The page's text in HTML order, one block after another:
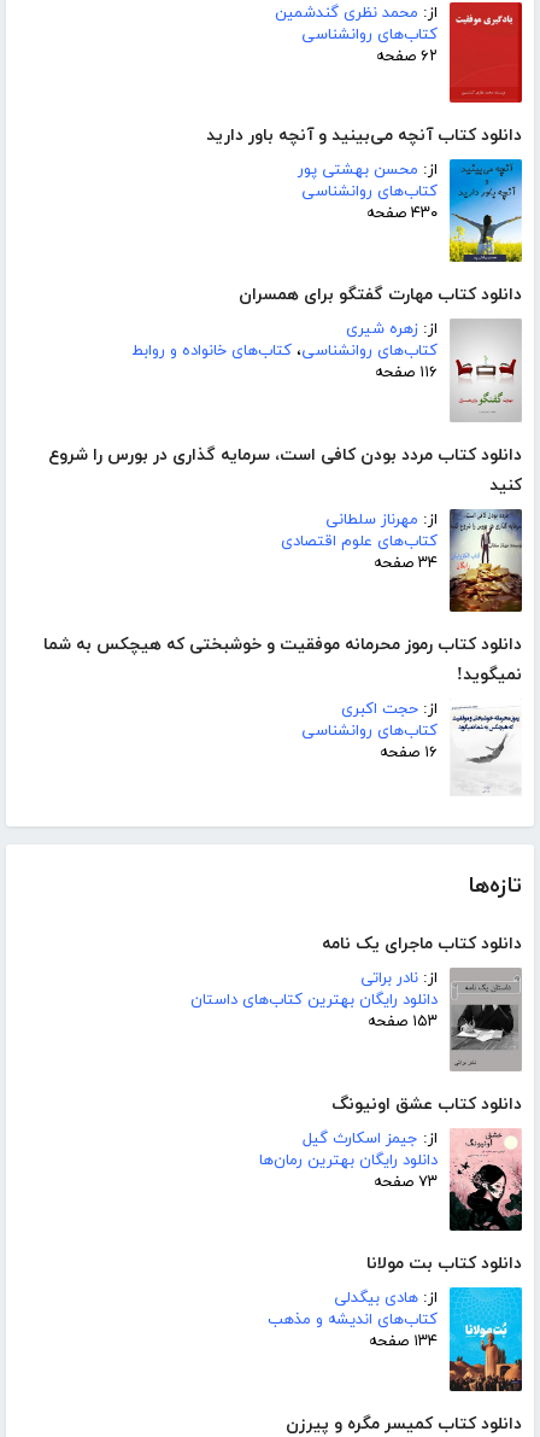
از: محمد نظری گندشمین
کتاب‌های روانشناسی
۶۲ صفحه
دانلود کتاب آنچه می‌بینید و آنچه باور دارید
از: محسن بهشتی پور
کتاب‌های روانشناسی
۴۳۰ صفحه
دانلود کتاب مهارت گفتگو برای همسران
از: زهره شیری
کتاب‌های روانشناسی، کتاب‌های خانواده و روابط
۱۱۶ صفحه
دانلود کتاب مردد بودن کافی است، سرمایه گذاری در بورس را شروع
کنید
از: مهرناز سلطانی
کتاب‌های علوم اقتصادی
۳۴ صفحه
دانلود کتاب رموز محرمانه موفقیت و خوشبختی که هیچکس به شما
نمیگوید!
از: حجت اکبری
کتاب‌های روانشناسی
۱۶ صفحه
تازه‌ها
دانلود کتاب ماجرای یک نامه
از: نادر براتی
دانلود رایگان بهترین کتاب‌های داستان
۱۵۳ صفحه
دانلود کتاب عشق اونیونگ
از: جیمز اسکارث گیل
دانلود رایگان بهترین رمان‌ها
۷۳ صفحه
دانلود کتاب بت مولانا
از: هادی بیگدلی
کتاب‌های اندیشه و مذهب
۱۳۴ صفحه
دانلود کتاب کمیسر مگره و پیرزن